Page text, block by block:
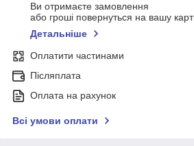
Ви отримаєте замовлення
або гроші повернуться на вашу
Детальніше
Оплатити частинами
Післяплата
Оплата на рахунок
Всі умови оплати